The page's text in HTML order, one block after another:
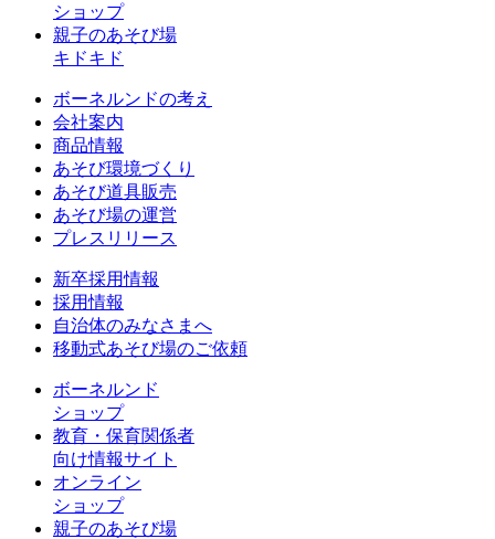
ショップ
親子のあそび場
キドキド
ボーネルンドの考え
会社案内
商品情報
あそび環境づくり
あそび道具販売
あそび場の運営
プレスリリース
新卒採用情報
採用情報
自治体のみなさまへ
移動式あそび場のご依頼
ボーネルンド
ショップ
教育・保育関係者
向け情報サイト
オンライン
ショップ
親子のあそび場